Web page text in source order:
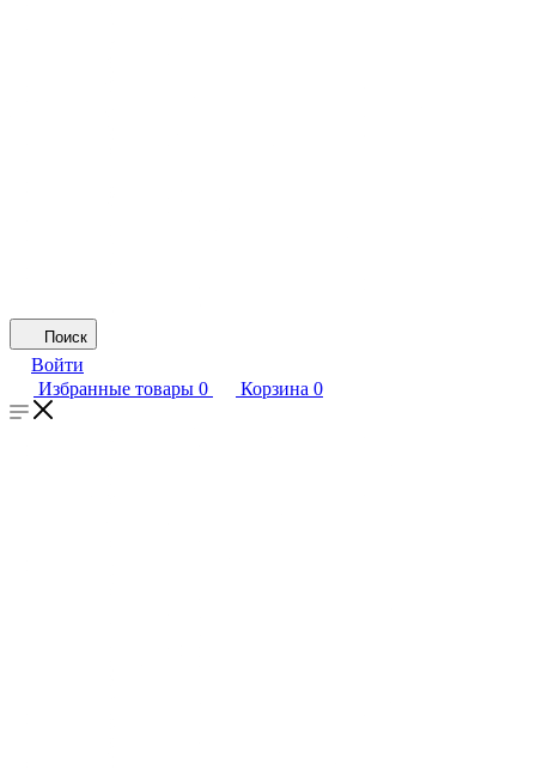
Поиск
Войти
Избранные товары 0 Корзина 0